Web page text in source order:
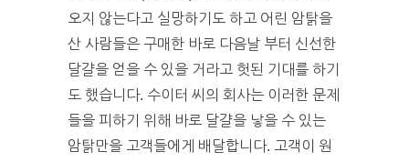
오지 않는다고 실망하기도 하고 어린 암탉을
산 사람들은 구매한 바로 다음날 부터 신선한
달걀을 얻을 수 있을 거라고 헛된 기대를 하기
도 했습니다. 수이터 씨의 회사는 이러한 문제
들을 피하기 위해 바로 달걀을 낳을 수 있는
암탉만을 고객들에게 배달합니다. 고객이 원